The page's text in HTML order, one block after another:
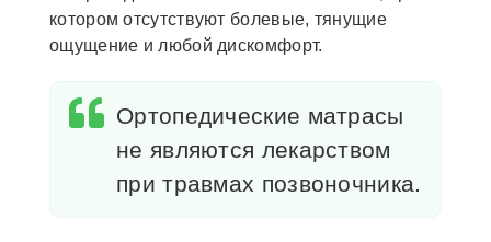
котором отсутствуют болевые, тянущие
ощущение и любой дискомфорт.
Ортопедические матрасы
не являются лекарством
при травмах позвоночника.